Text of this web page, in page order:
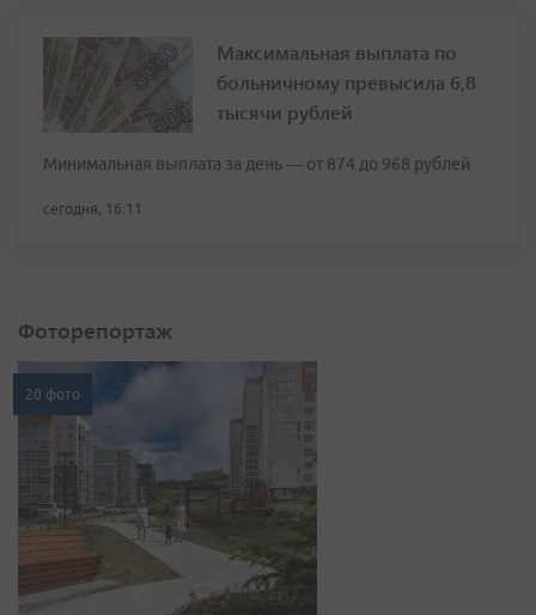
Максимальная выплата по
больничному превысила 6,8
тысячи рублей
Минимальная выплата за день — от 874 до 968 рублей
сегодня, 16:11
Фоторепортаж
20 фото